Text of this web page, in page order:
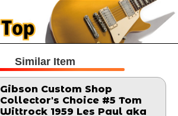
Similar Item
Gibson Custom Shop
Collector's Choice #5 Tom
Wittrock 1959 Les Paul aka